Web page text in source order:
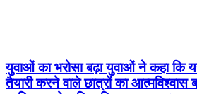
युवाओं का भरोसा बढ़ा युवाओं ने कहा कि
तैयारी करने वाले छात्रों का आत्मविश्वास